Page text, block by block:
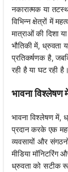
नकारात्मक या
विभिन्न क्षेत्रों में
मात्राओं की दिशा
भौतिकी में,
प्रतिकर्षणक है,
रही है या घट रही है।
भावना विश्लेषण
भावना विश्लेषण में,
प्रदान करके एक
व्यवसायों और
मीडिया मॉनिटरिंग
ध्रुवता को सटीक